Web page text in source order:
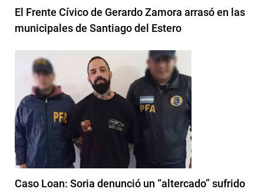
El Frente Cívico de Gerardo Zamora arrasó en las
municipales de Santiago del Estero
Caso Loan: Soria denunció un “altercado” sufrido